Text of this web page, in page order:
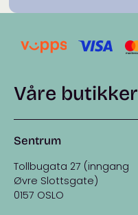
Våre butikker
Sentrum
Tollbugata 27 (inngang
Øvre Slottsgate)
0157 OSLO